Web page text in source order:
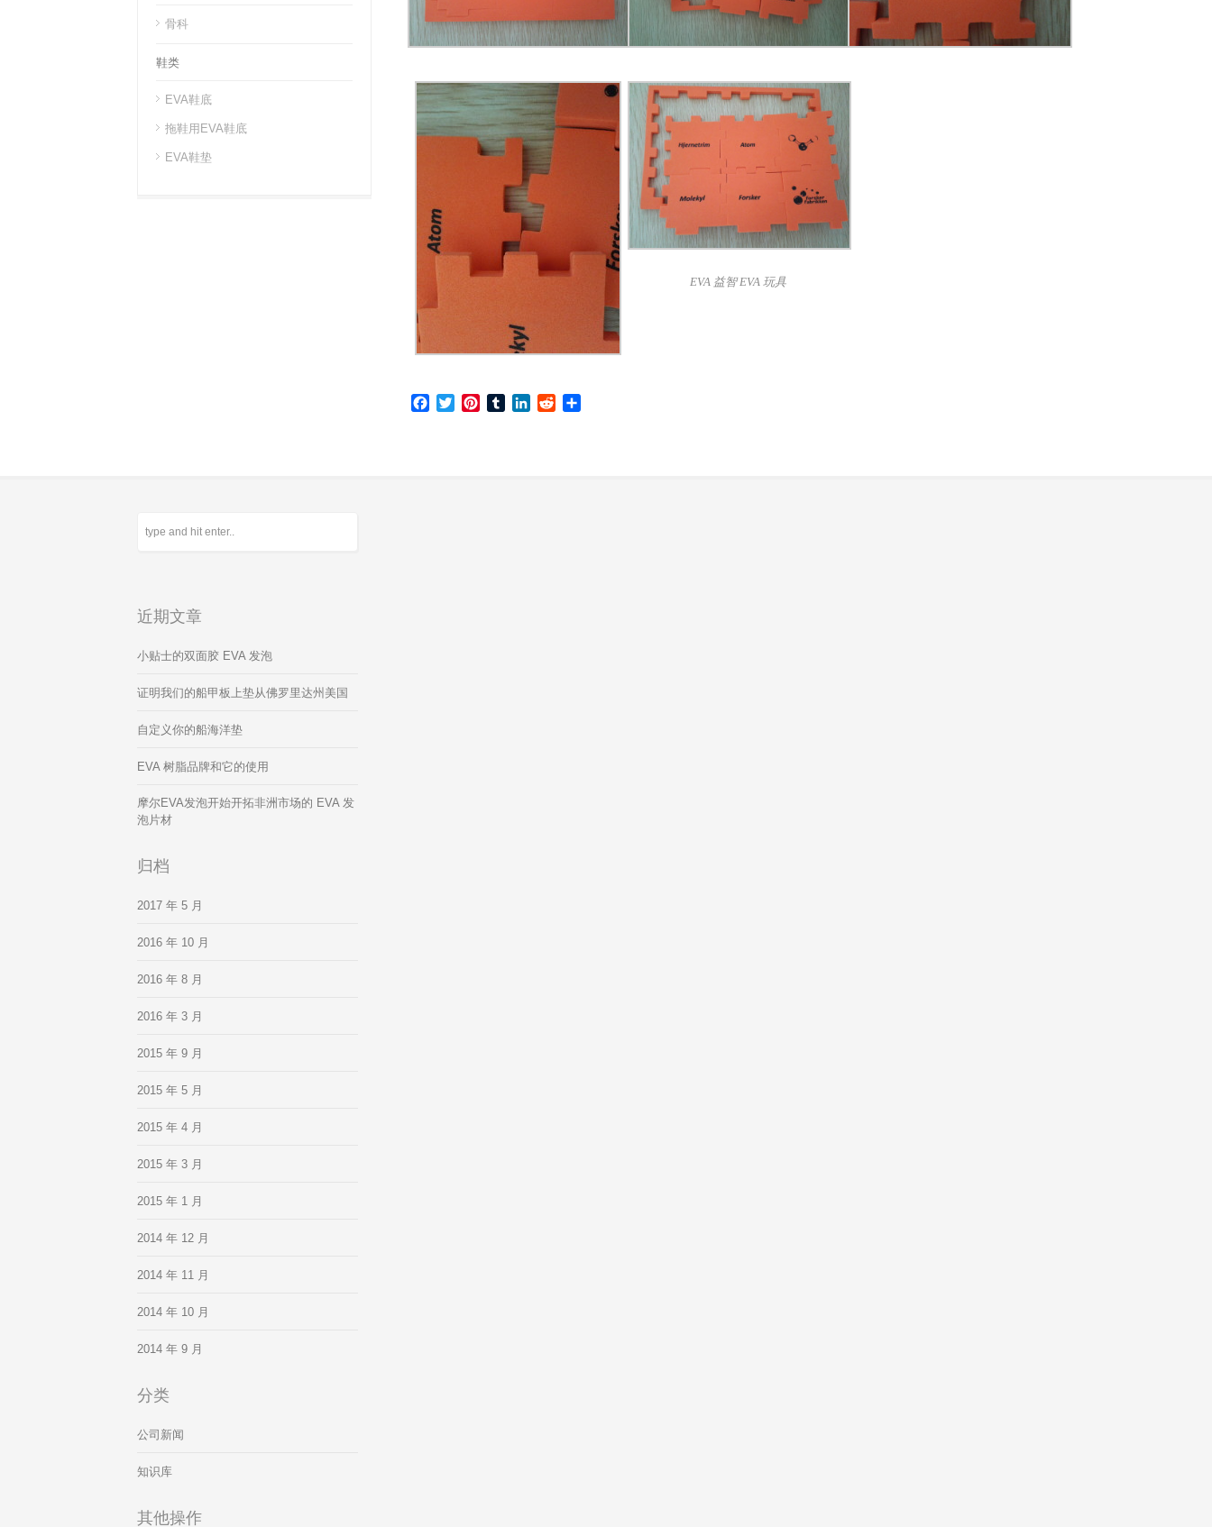
EVA 益智 EVA 玩具
Facebook
TwitterPinterestTumblrLinkedInReddit
骨科
鞋类
EVA鞋底
拖鞋用EVA鞋底
EVA鞋垫
近期文章
小贴士的双面胶 EVA 发泡
证明我们的船甲板上垫从佛罗里达州美国
自定义你的船海洋垫
EVA 树脂品牌和它的使用
摩尔EVA发泡开始开拓非洲市场的 EVA 发
泡片材
归档
2017 年 5 月
2016 年 10 月
2016 年 8 月
2016 年 3 月
2015 年 9 月
2015 年 5 月
2015 年 4 月
2015 年 3 月
2015 年 1 月
2014 年 12 月
2014 年 11 月
2014 年 10 月
2014 年 9 月
分类
公司新闻
知识库
其他操作